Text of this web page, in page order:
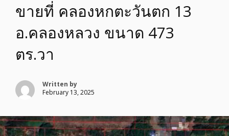
ขายที่ คลองหกตะวันตก 13
อ.คลองหลวง ขนาด 473
ตร.วา
Written by
February 13, 2025